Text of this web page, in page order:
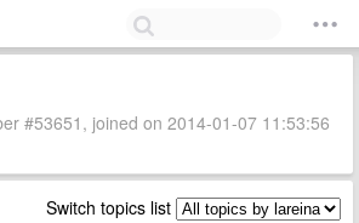
#53651, joined on 2014-01-07 11:53:56
Switch topics list